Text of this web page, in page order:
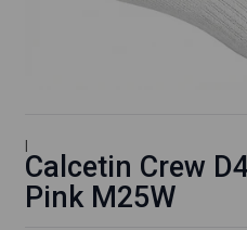
|
Calcetin Crew
Pink M25W